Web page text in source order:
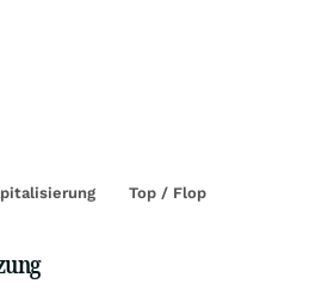
Top / Flop